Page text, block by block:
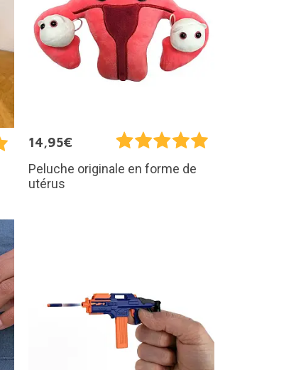
14,95€
Peluche originale en forme de
utérus